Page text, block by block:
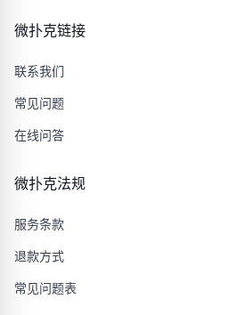
微扑克链接
联系我们
常见问题
在线问答
微扑克法规
服务条款
退款方式
常见问题表